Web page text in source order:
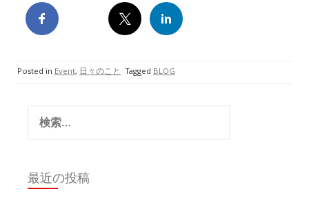
Posted in Event, 日々のこと Tagged BLOG
最近の投稿